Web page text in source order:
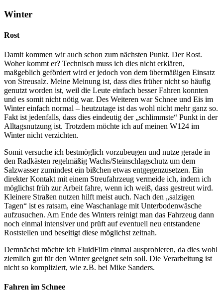
Winter
Rost
Damit kommen wir auch schon zum nächsten Punkt. Der Rost.
Woher kommt er? Technisch muss ich dies nicht erklären,
maßgeblich gefördert wird er jedoch von dem übermäßigen Einsatz
von Streusalz. Meine Meinung ist, dass dies früher nicht so häufig
genutzt worden ist, weil die Leute einfach besser Fahren konnten
und es somit nicht nötig war. Des Weiteren war Schnee und Eis im
Winter einfach normal – heutzutage ist das wohl nicht mehr ganz so.
Fakt ist jedenfalls, dass dies eindeutig der „schlimmste“ Punkt in der
Alltagsnutzung ist. Trotzdem möchte ich auf meinen W124 im
Winter nicht verzichten.
Somit versuche ich bestmöglich vorzubeugen und nutze gerade in
den Radkästen regelmäßig Wachs/Steinschlagschutz um dem
Salzwasser zumindest ein bißchen etwas entgegenzusetzen. Ein
direkter Kontakt mit einem Streufahrzeug vermeide ich, indem ich
möglichst früh zur Arbeit fahre, wenn ich weiß, dass gestreut wird.
Kleinere Straßen nutzen hilft meist auch. Nach den „salzigen
Tagen“ ist es ratsam, eine Waschanlage mit Unterbodenwäsche
aufzusuchen. Am Ende des Winters reinigt man das Fahrzeug dann
noch einmal intensiver und prüft auf eventuell neu entstandene
Roststellen und beseitigt diese möglichst zeitnah.
Demnächst möchte ich FluidFilm einmal ausprobieren, da dies wohl
ziemlich gut für den Winter geeignet sein soll. Die Verarbeitung ist
nicht so kompliziert, wie z.B. bei Mike Sanders.
Fahren im Schnee